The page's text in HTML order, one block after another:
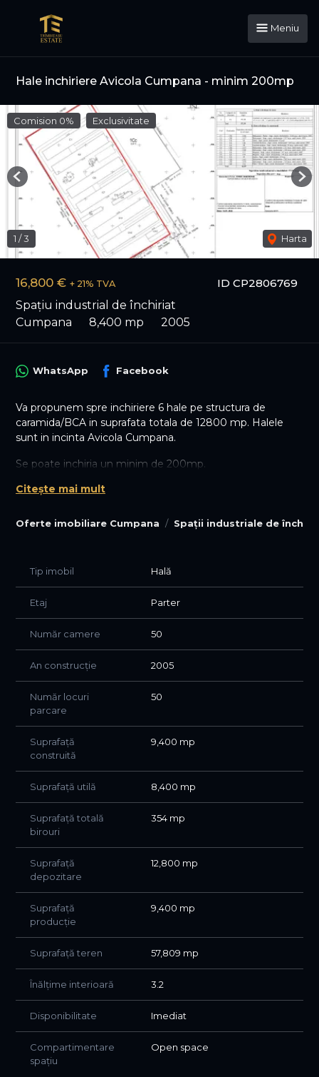
Meniu
Hale inchiriere Avicola Cumpana - minim 200mp
ID CP2806769
16,800 € + 21% TVA
Spațiu industrial de închiriat
Cumpana
8,400 mp 2005
Comision 0% Exclusivitate
1 /3 Harta
Previous
Oferte imobiliare Cumpana Spații industriale de
WhatsApp Facebook
Va propunem spre inchiriere 6 hale pe structura de
caramida/BCA in suprafata totala de 12800 mp. Halele
sunt in incinta Avicola Cumpana.
Se poate inchiria un minim de 200mp.
Sună ACUM pentru stabilirea unei vizionări!
Citește mai mult
Tip imobil Hală
Etaj Parter
Număr camere 50
An construcție 2005
Număr locuri
parcare
50
Suprafață
construită
9,400 mp
Suprafață utilă 8,400 mp
Suprafață totală
birouri
354 mp
Suprafață
depozitare
12,800 mp
Suprafață
producție
9,400 mp
Suprafață teren 57,809 mp
Înălțime interioară 3.2
Disponibilitate Imediat
Compartimentare
spațiu
Open space